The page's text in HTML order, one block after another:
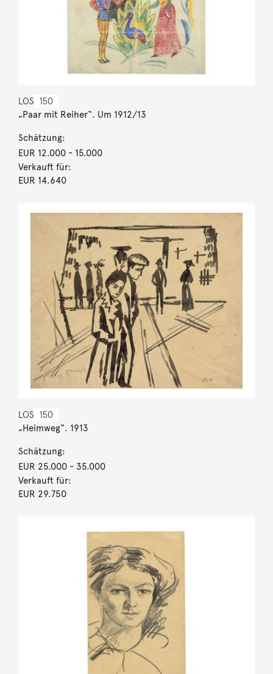
LOS 150
„Paar mit Reiher“. Um 1912/13
Schätzung:
EUR 12.000- 15.000
Verkauft für:
EUR 14.640
LOS 150
„Heimweg“. 1913
Schätzung:
EUR 25.000- 35.000
Verkauft für:
EUR 29.750